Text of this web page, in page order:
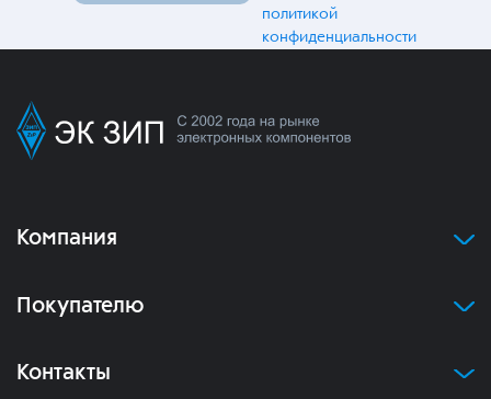
политикой
конфиденциальности
Компания
Покупателю
Контакты